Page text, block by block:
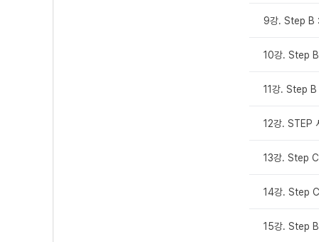
9강. Step B
10강. Step
11강. Step
12강. STEP
13강. Step
14강. Step
15강. Step